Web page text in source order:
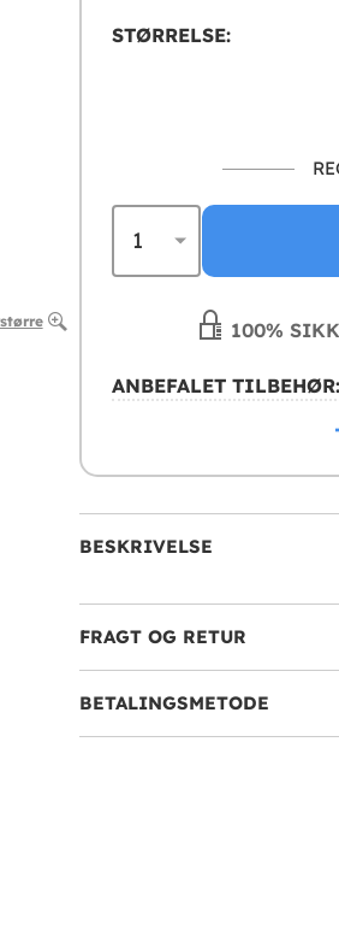
STØRRELSE:
100%
ANBEFALET TILBEHØR:
BESKRIVELSE
FRAGT OG RETUR
BETALINGSMETODE